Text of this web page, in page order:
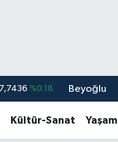
%0.18 Beyoğlu
Kültür-Sanat Yaşam